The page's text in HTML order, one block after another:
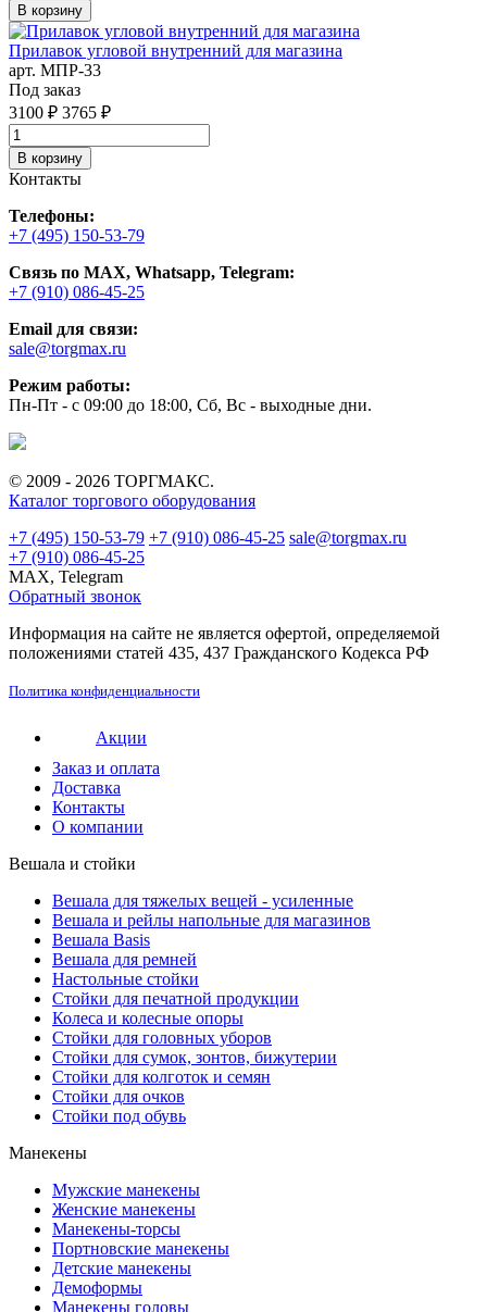
В корзину
Прилавок угловой внутренний для магазина
арт. MПР-33
Под заказ
3100 ₽ 3765 ₽
В корзину
Контакты
Телефоны:
+7 (495) 150-53-79
Связь по MAX, Whatsapp, Telegram:
+7 (910) 086-45-25
Email для связи:
sale@torgmax.ru
Режим работы:
Пн-Пт - с 09:00 до 18:00, Сб, Вс - выходные дни.
© 2009 - 2026 ТОРГМАКС.
Каталог торгового оборудования
+7 (495) 150-53-79 +7 (910) 086-45-25 sale@torgmax.ru
+7 (910) 086-45-25
MAX, Telegram
Обратный звонок
Информация на сайте не является офертой, определяемой
положениями статей 435, 437 Гражданского Кодекса РФ
Политика конфиденциальности
Акции
Заказ и оплата
Доставка
Контакты
О компании
Вешала и стойки
Вешала для тяжелых вещей - усиленные
Вешала и рейлы напольные для магазинов
Вешала Basis
Вешала для ремней
Настольные стойки
Стойки для печатной продукции
Колеса и колесные опоры
Стойки для головных уборов
Стойки для сумок, зонтов, бижутерии
Стойки для колготок и семян
Стойки для очков
Стойки под обувь
Манекены
Мужские манекены
Женские манекены
Манекены-торсы
Портновские манекены
Детские манекены
Демоформы
Манекены головы